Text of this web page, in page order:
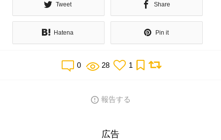
Tweet Share
Hatena Pin it
0 28 1
報告する
広告